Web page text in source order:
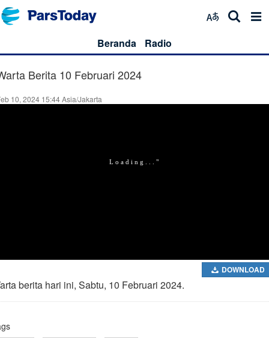
Beranda Radio
Berita 10 Februari 2024
10, 2024 15:44 Asia/Jakarta
DOWNLOAD
berita hari ini, Sabtu, 10 Februari 2024.